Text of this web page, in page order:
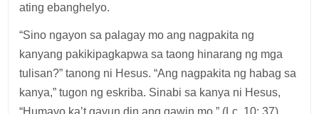
ating ebanghelyo.
“Sino ngayon sa palagay mo ang nagpakita ng
kanyang pakikipagkapwa sa taong hinarang ng mga
tulisan?” tanong ni Hesus. “Ang nagpakita ng habag sa
kanya,” tugon ng eskriba. Sinabi sa kanya ni Hesus,
“Humayo ka’t gayun din ang gawin mo.” (Lc. 10: 37).